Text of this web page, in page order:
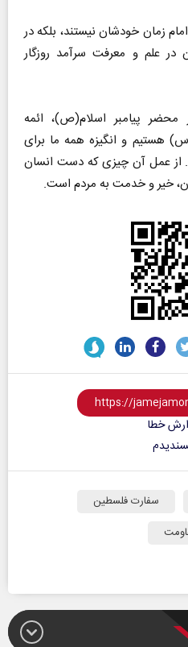
زمان خودشان نیستند، بلکه در
در علم و معرفت سرآمد روزگار
پیامبر اسلام(ص)، ائمه
هستیم و انگیزه همه ما برای
از عمل آن چیزی که دست انسان
خیر و خدمت به مردم است.
خطا
سفارت فلسطین